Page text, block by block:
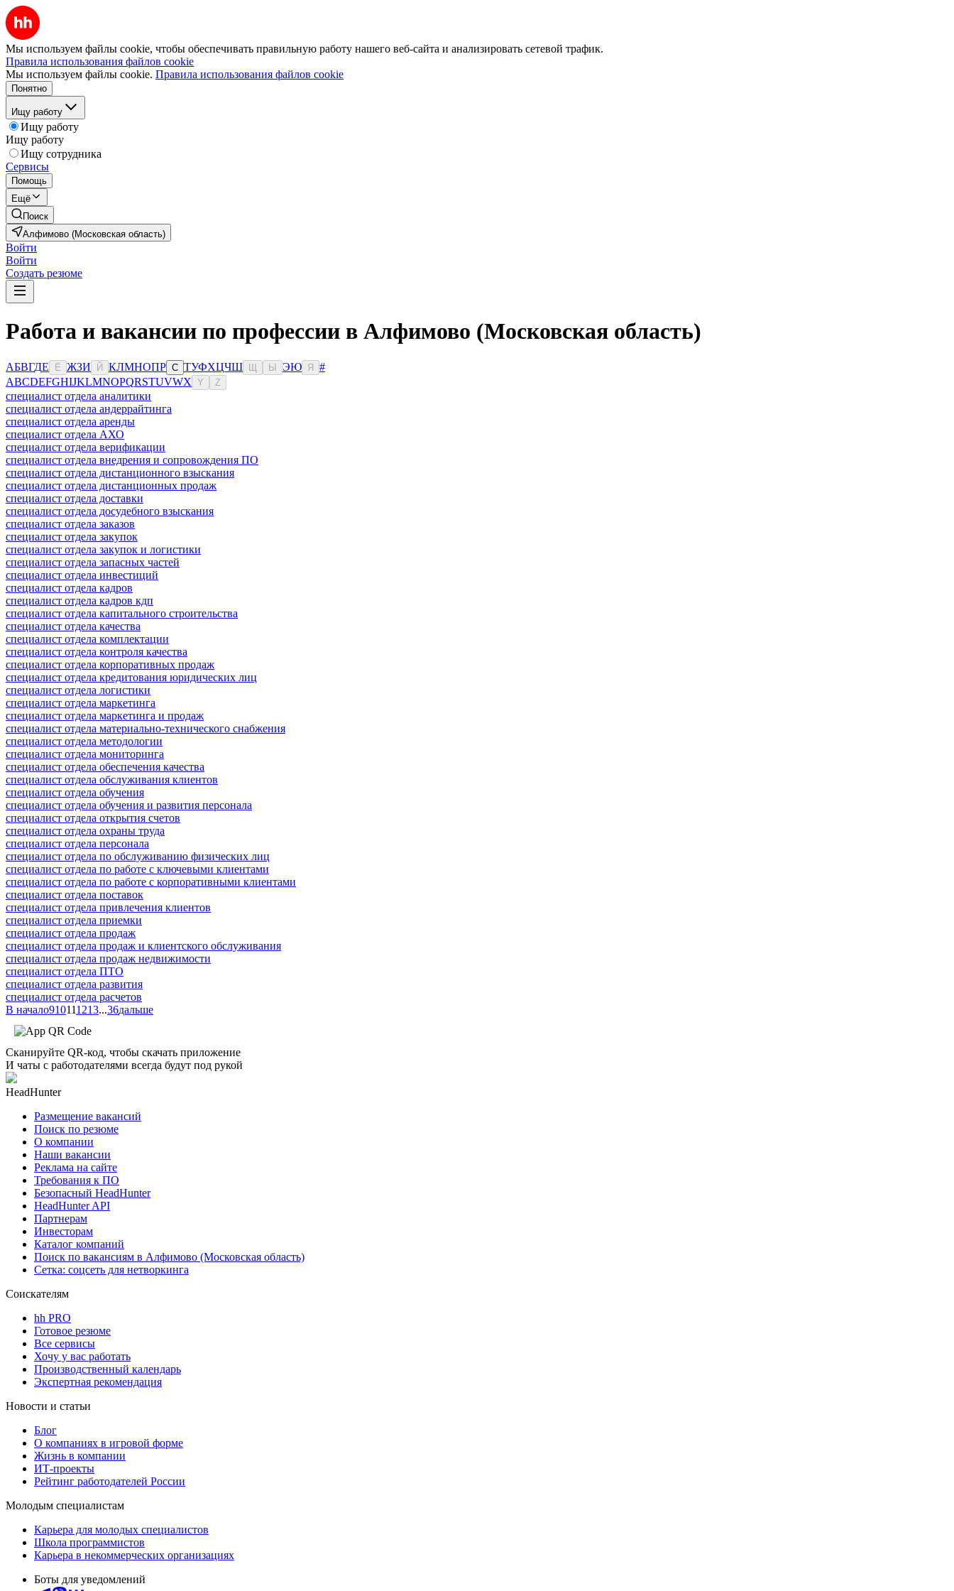
Мы используем файлы cookie, чтобы обеспечивать правильную работу нашего веб-сайта и анализировать сетевой трафик.
Правила использования файлов cookie
Мы используем файлы cookie. Правила использования файлов cookie
Понятно
Ищу работу
Ищу работу
Ищу работу
Ищу сотрудника
Сервисы
Помощь
Ещё
Поиск
Алфимово (Московская область)
Войти
Войти
Создать резюме
Работа и вакансии по профессии в Алфимово (Московская область)
АБВГДЕ Ё ЖЗИ Й КЛМНОПР С ТУФХЦЧШ Ы ЭЮ Я
#
ABCDEFGHIJKLMNOPQRSTUVWX Y Z
специалист отдела аналитики
специалист отдела андеррайтинга
специалист отдела аренды
специалист отдела АХО
специалист отдела верификации
специалист отдела внедрения и сопровождения ПО
специалист отдела дистанционного взыскания
специалист отдела дистанционных продаж
специалист отдела доставки
специалист отдела досудебного взыскания
специалист отдела заказов
специалист отдела закупок
специалист отдела закупок и логистики
специалист отдела запасных частей
специалист отдела инвестиций
специалист отдела кадров
специалист отдела кадров кдп
специалист отдела капитального строительства
специалист отдела качества
специалист отдела комплектации
специалист отдела контроля качества
специалист отдела корпоративных продаж
специалист отдела кредитования юридических лиц
специалист отдела логистики
специалист отдела маркетинга
специалист отдела маркетинга и продаж
специалист отдела материально-технического снабжения
специалист отдела методологии
специалист отдела мониторинга
специалист отдела обеспечения качества
специалист отдела обслуживания клиентов
специалист отдела обучения
специалист отдела обучения и развития персонала
специалист отдела открытия счетов
специалист отдела охраны труда
специалист отдела персонала
специалист отдела по обслуживанию физических лиц
специалист отдела по работе с ключевыми клиентами
специалист отдела по работе с корпоративными клиентами
специалист отдела поставок
специалист отдела привлечения клиентов
специалист отдела приемки
специалист отдела продаж
специалист отдела продаж и клиентского обслуживания
специалист отдела продаж недвижимости
специалист отдела ПТО
специалист отдела развития
специалист отдела расчетов
В начало910111213...36дальше
Сканируйте QR-код, чтобы скачать приложение
И чаты с работодателями всегда будут под рукой
HeadHunter
Размещение вакансий
Поиск по резюме
О компании
Наши вакансии
Реклама на сайте
Требования к ПО
Безопасный HeadHunter
HeadHunter API
Партнерам
Инвесторам
Каталог компаний
Поиск по вакансиям в Алфимово (Московская область)
Сетка: соцсеть для нетворкинга
Соискателям
hh PRO
Готовое резюме
Все сервисы
Хочу у вас работать
Производственный календарь
Экспертная рекомендация
Новости и статьи
Блог
О компаниях в игровой форме
Жизнь в компании
ИТ-проекты
Рейтинг работодателей России
Молодым специалистам
Карьера для молодых специалистов
Школа программистов
Карьера в некоммерческих организациях
Боты для уведомлений